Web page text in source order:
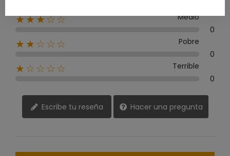
★★★☆☆
Medio
0
★★☆☆☆
Pobre
0
★☆☆☆☆
Terrible
0
Escribe tu reseña Hacer una pregunta